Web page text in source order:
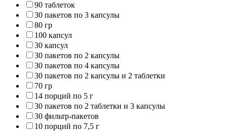
90 таблеток
30 пакетов по 3 капсулы
80 гр
100 капсул
30 капсул
30 пакетов по 2 капсулы
30 пакетов по 4 капсулы
30 пакетов по 2 капсулы и 2 таблетки
70 гр
14 порций по 5 г
30 пакетов по 2 таблетки и 3 капсулы
30 фильтр-пакетов
10 порций по 7,5 г